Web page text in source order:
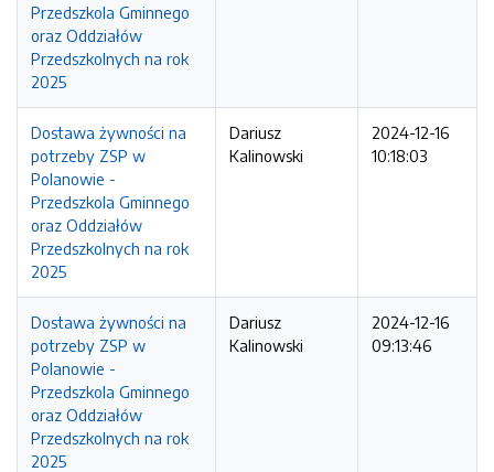
Przedszkola Gminnego
oraz Oddziałów
Przedszkolnych na rok
2025
Dostawa żywności na
potrzeby ZSP w
Polanowie -
Przedszkola Gminnego
oraz Oddziałów
Przedszkolnych na rok
2025
Dariusz
Kalinowski
2024-12-16
10:18:03
Dostawa żywności na
potrzeby ZSP w
Polanowie -
Przedszkola Gminnego
oraz Oddziałów
Przedszkolnych na rok
2025
Dariusz
Kalinowski
2024-12-16
09:13:46